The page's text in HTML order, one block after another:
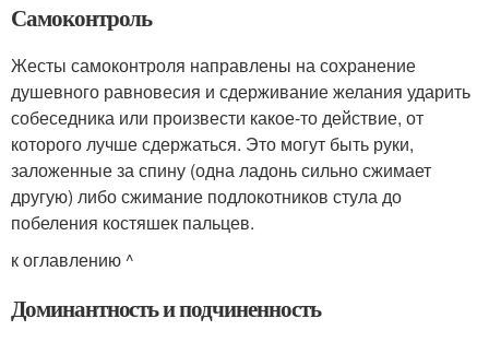
Самоконтроль
Жесты самоконтроля направлены на сохранение
душевного равновесия и сдерживание желания ударить
собеседника или произвести какое-то действие, от
которого лучше сдержаться. Это могут быть руки,
заложенные за спину (одна ладонь сильно сжимает
другую) либо сжимание подлокотников стула до
побеления костяшек пальцев.
к оглавлению ^
Доминантность и подчиненность